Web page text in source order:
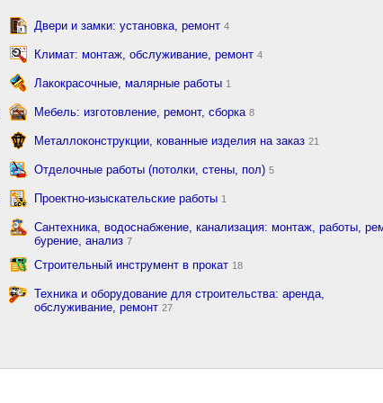
Двери и замки: установка, ремонт 4
Климат: монтаж, обслуживание, ремонт 4
Лакокрасочные, малярные работы 1
Мебель: изготовление, ремонт, сборка 8
Металлоконструкции, кованные изделия на заказ 21
Отделочные работы (потолки, стены, пол) 5
Проектно-изыскательские работы 1
Сантехника, водоснабжение, канализация: монтаж, работы,
бурение, анализ 7
Строительный инструмент в прокат 18
Техника и оборудование для строительства: аренда,
обслуживание, ремонт 27